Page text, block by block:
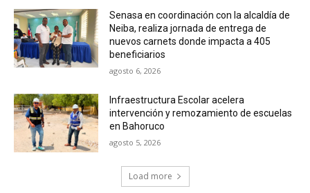
Senasa en coordinación con la alcaldía de
Neiba, realiza jornada de entrega de
nuevos carnets donde impacta a 405
beneficiarios
agosto 6, 2026
Infraestructura Escolar acelera
intervención y remozamiento de escuelas
en Bahoruco
agosto 5, 2026
Load more